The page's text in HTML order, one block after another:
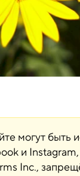
могут быть
и
Inc.,